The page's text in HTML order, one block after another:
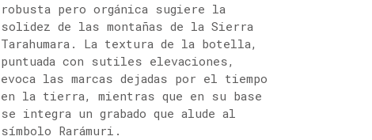
robusta pero orgánica sugiere la
solidez de las montañas de la Sierra
Tarahumara. La textura de la botella,
puntuada con sutiles elevaciones,
evoca las marcas dejadas por el tiempo
en la tierra, mientras que en su base
se integra un grabado que alude al
símbolo Rarámuri.